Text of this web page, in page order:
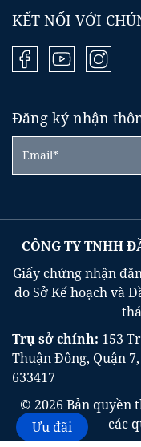
KẾT NỐI VỚI
Đăng ký nhận
CÔNG TY TNHH
Giấy chứng nhận
do Sở Kế hoạch và
Trụ sở chính: 153
Thuận Đông, Quận
633417
© 2026 Bản quyền
các
Ưu đãi